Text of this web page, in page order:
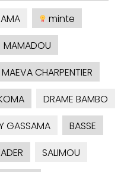
minte
MAMADOU
MAEVA CHARPENTIER
DRAME BAMBO
GASSAMA
BASSE
SALIMOU